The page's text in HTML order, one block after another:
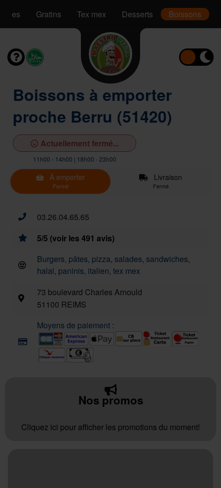
Pâtes Gratins Tex mex Desserts Boissons
Boissons à emporter
proche Berru (51420)
Actuellement fermé...
11h00 - 14h00 | 18h00 - 23h00
À emporter
Fermé
Livraison
Fermé
03.26.04.65.65
5/5 (voir les 491 avis)
Burgers, pâtes, pizza, salades, sandwiches,
halal, paninis, italien, tex mex
73 boulevard Charles Arnould
51100 REIMS
Moyens de paiement :
Nos promos
Cliquez ici pour afficher les promotions du moment!